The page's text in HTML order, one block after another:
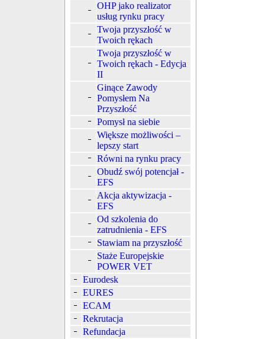
OHP jako realizator
usług rynku pracy
Twoja przyszłość w
Twoich rękach
Twoja przyszłość w
Twoich rękach - Edycja
II
Ginące Zawody
Pomysłem Na
Przyszłość
Pomysł na siebie
Większe możliwości –
lepszy start
Równi na rynku pracy
Obudź swój potencjał -
EFS
Akcja aktywizacja -
EFS
Od szkolenia do
zatrudnienia - EFS
Stawiam na przyszłość
Staże Europejskie
POWER VET
Eurodesk
EURES
ECAM
Rekrutacja
Refundacja